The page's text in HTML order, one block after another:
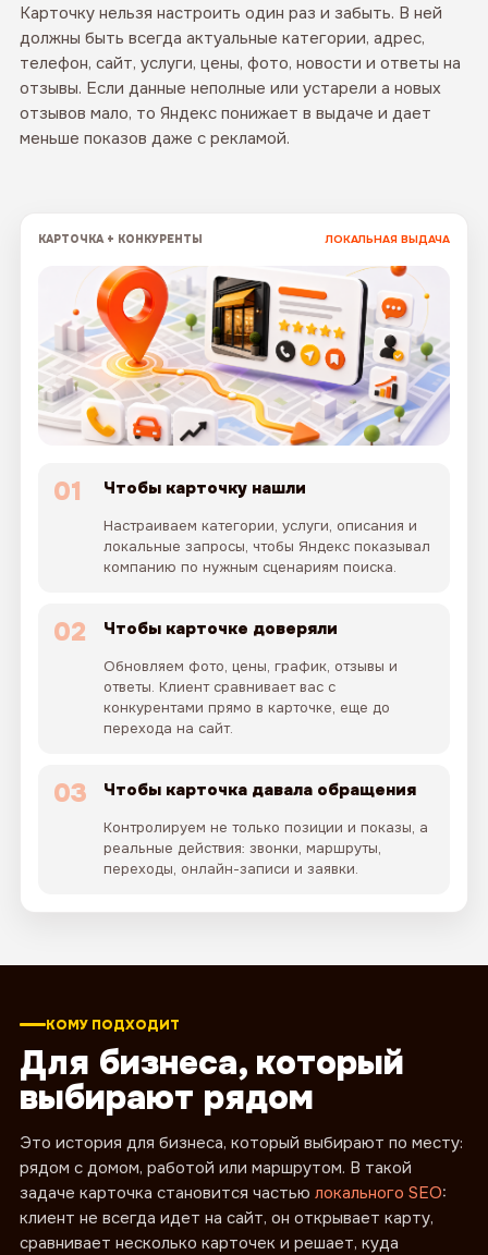
Карточку нельзя настроить один раз и забыть. В ней
должны быть всегда актуальные категории, адрес,
телефон, сайт, услуги, цены, фото, новости и ответы на
отзывы. Если данные неполные или устарели а новых
отзывов мало, то Яндекс понижает в выдаче и дает
меньше показов даже с рекламой.
КАРТОЧКА + КОНКУРЕНТЫ ЛОКАЛЬНАЯ ВЫДАЧА
01 Чтобы карточку нашли
Настраиваем категории, услуги, описания и
локальные запросы, чтобы Яндекс показывал
компанию по нужным сценариям поиска.
02 Чтобы карточке доверяли
Обновляем фото, цены, график, отзывы и
ответы. Клиент сравнивает вас с
конкурентами прямо в карточке, еще до
перехода на сайт.
03 Чтобы карточка давала обращения
Контролируем не только позиции и показы, а
реальные действия: звонки, маршруты,
переходы, онлайн-записи и заявки.
КОМУ ПОДХОДИТ
Для бизнеса, который
выбирают рядом
Это история для бизнеса, который выбирают по месту:
рядом с домом, работой или маршрутом. В такой
задаче карточка становится частью локального SEO:
клиент не всегда идет на сайт, он открывает карту,
сравнивает несколько карточек и решает, куда